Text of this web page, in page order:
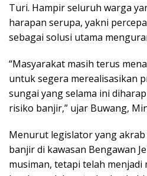
Turi. Hampir seluruh warga
harapan serupa, yakni
sebagai solusi utama
“Masyarakat masih terus
untuk segera merealisasikan
sungai yang selama ini
risiko banjir,” ujar Buwang,
Menurut legislator yang
banjir di kawasan Bengawan
musiman, tetapi telah